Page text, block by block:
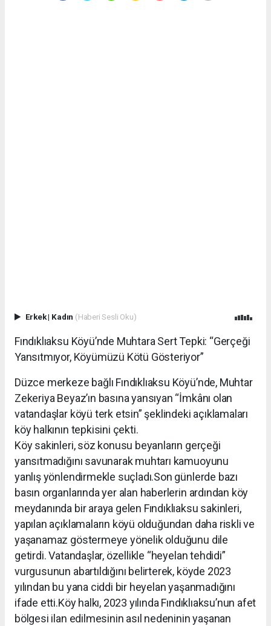
Erkek| Kadın (Haberi Sesli Oku)
Fındıklıaksu Köyü’nde Muhtara Sert Tepki: “Gerçeği
Yansıtmıyor, Köyümüzü Kötü Gösteriyor”
Düzce merkeze bağlı Fındıklıaksu Köyü’nde, Muhtar
Zekeriya Beyaz’ın basına yansıyan “İmkânı olan
vatandaşlar köyü terk etsin” şeklindeki açıklamaları
köy halkının tepkisini çekti.
Köy sakinleri, söz konusu beyanların gerçeği
yansıtmadığını savunarak muhtarı kamuoyunu
yanlış yönlendirmekle suçladı.Son günlerde bazı
basın organlarında yer alan haberlerin ardından köy
meydanında bir araya gelen Fındıklıaksu sakinleri,
yapılan açıklamaların köyü olduğundan daha riskli ve
yaşanamaz göstermeye yönelik olduğunu dile
getirdi. Vatandaşlar, özellikle “heyelan tehdidi”
vurgusunun abartıldığını belirterek, köyde 2023
yılından bu yana ciddi bir heyelan yaşanmadığını
ifade etti.Köy halkı, 2023 yılında Fındıklıaksu’nun afet
bölgesi ilan edilmesinin asıl nedeninin yaşanan